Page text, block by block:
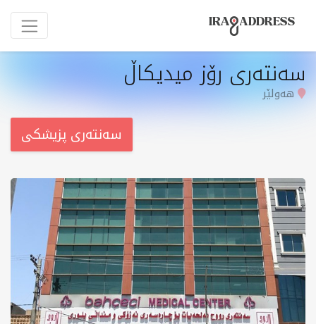
سەنتەری رۆز میدیکاڵ
هەولێر
سەنتەری پزیشکی